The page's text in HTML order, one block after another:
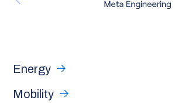
Energy
Mobility